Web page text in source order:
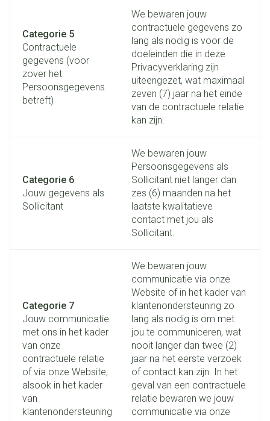
Categorie 5
Contractuele
gegevens (voor
zover het
Persoonsgegevens
betreft)
We bewaren jouw
contractuele gegevens zo
lang als nodig is voor de
doeleinden die in deze
Privacyverklaring zijn
uiteengezet, wat maximaal
zeven (7) jaar na het einde
van de contractuele relatie
kan zijn.
Categorie 6
Jouw gegevens als
Sollicitant
We bewaren jouw
Persoonsgegevens als
Sollicitant niet langer dan
zes (6) maanden na het
laatste kwalitatieve
contact met jou als
Sollicitant.
Categorie 7
Jouw communicatie
met ons in het kader
van onze
contractuele relatie
of via onze Website,
alsook in het kader
van
klantenondersteuning
We bewaren jouw
communicatie via onze
Website of in het kader van
klantenondersteuning zo
lang als nodig is om met
jou te communiceren, wat
nooit langer dan twee (2)
jaar na het eerste verzoek
of contact kan zijn. In het
geval van een contractuele
relatie bewaren we jouw
communicatie via onze